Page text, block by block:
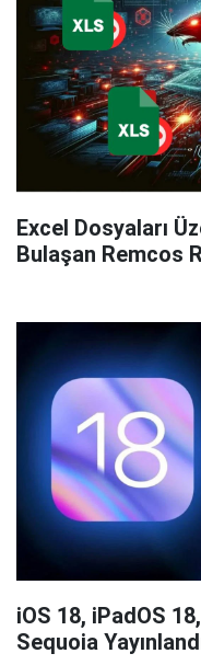
Excel Dosyaları
Bulaşan Remcos
iOS 18, iPadOS
Sequoia